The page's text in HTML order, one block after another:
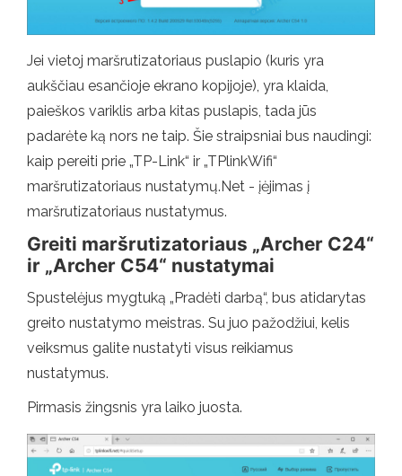
Jei vietoj maršrutizatoriaus puslapio (kuris yra
aukščiau esančioje ekrano kopijoje), yra klaida,
paieškos variklis arba kitas puslapis, tada jūs
padarėte ką nors ne taip. Šie straipsniai bus naudingi:
kaip pereiti prie „TP-Link“ ir „TPlinkWifi“
maršrutizatoriaus nustatymų.Net - įėjimas į
maršrutizatoriaus nustatymus.
Greiti maršrutizatoriaus „Archer C24“
ir „Archer C54“ nustatymai
Spustelėjus mygtuką „Pradėti darbą“, bus atidarytas
greito nustatymo meistras. Su juo pažodžiui, kelis
veiksmus galite nustatyti visus reikiamus
nustatymus.
Pirmasis žingsnis yra laiko juosta.